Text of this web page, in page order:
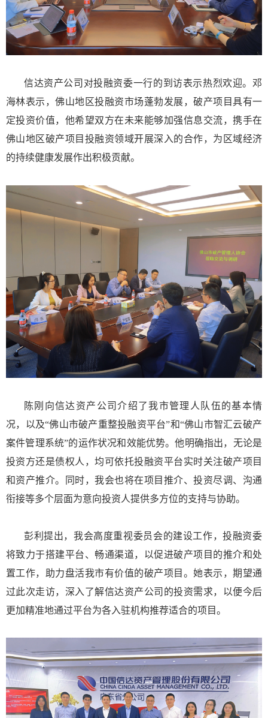
信达资产公司对投融资委一行的到访表示热烈欢迎。邓
海林表示，佛山地区投融资市场蓬勃发展，破产项目具有一
定投资价值，他希望双方在未来能够加强信息交流，携手在
佛山地区破产项目投融资领域开展深入的合作，为区域经济
的持续健康发展作出积极贡献。
陈刚向信达资产公司介绍了我市管理人队伍的基本情
况，以及“佛山市破产重整投融资平台”和“佛山市智汇云破产
案件管理系统”的运作状况和效能优势。他明确指出，无论是
投资方还是债权人，均可依托投融资平台实时关注破产项目
和资产推介。同时，我会也将在项目推介、投资尽调、沟通
衔接等多个层面为意向投资人提供多方位的支持与协助。
彭利提出，我会高度重视委员会的建设工作，投融资委
将致力于搭建平台、畅通渠道，以促进破产项目的推介和处
置工作，助力盘活我市有价值的破产项目。她表示，期望通
过此次走访，深入了解信达资产公司的投资需求，以便今后
更加精准地通过平台为各入驻机构推荐适合的项目。